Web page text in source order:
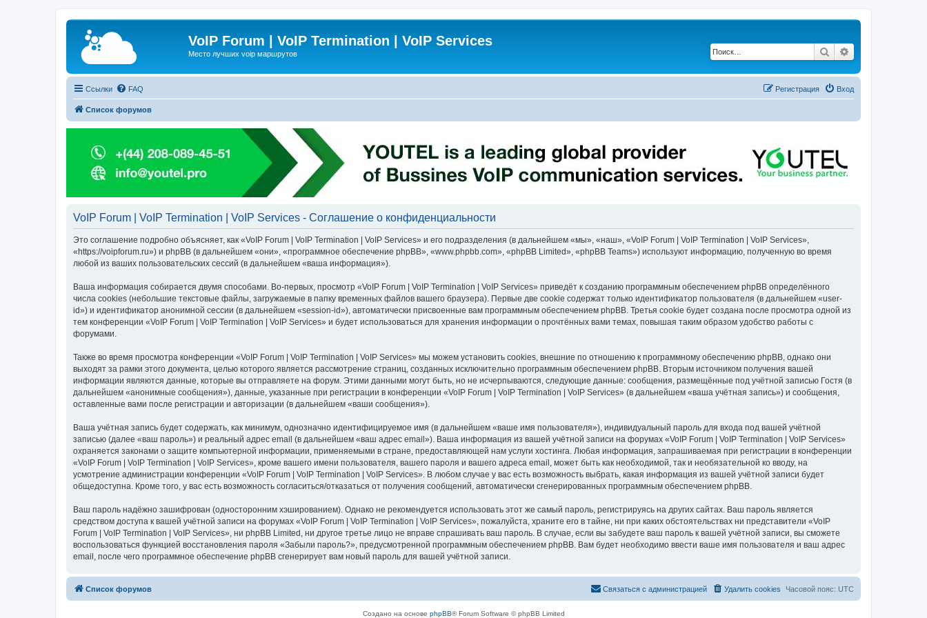
VoIP Forum | VoIP Termination | VoIP Services
Место лучших voip маршрутов Поиск
Ссылки FAQ Вход
Регистрация
Список форумов
VoIP Forum | VoIP Termination | VoIP Services - Соглашение о конфиденциальности
Это соглашение подробно объясняет, как «VoIP Forum | VoIP Termination | VoIP Services» и его подразделения (в дальнейшем «мы», «наш», «VoIP Forum | VoIP Termination | VoIP Services»,
«https://voipforum.ru») и phpBB (в дальнейшем «они», «программное обеспечение phpBB», «www.phpbb.com», «phpBB Limited», «phpBB Teams») используют информацию, полученную во время
любой из ваших пользовательских сессий (в дальнейшем «ваша информация»).
Ваша информация собирается двумя способами. Во-первых, просмотр «VoIP Forum | VoIP Termination | VoIP Services» приведёт к созданию программным обеспечением phpBB определённого
числа cookies (небольшие текстовые файлы, загружаемые в папку временных файлов вашего браузера). Первые две cookie содержат только идентификатор пользователя (в дальнейшем «user-
id») и идентификатор анонимной сессии (в дальнейшем «session-id»), автоматически присвоенные вам программным обеспечением phpBB. Третья cookie будет создана после просмотра одной из
тем конференции «VoIP Forum | VoIP Termination | VoIP Services» и будет использоваться для хранения информации о прочтённых вами темах, повышая таким образом удобство работы с
форумами.
Также во время просмотра конференции «VoIP Forum | VoIP Termination | VoIP Services» мы можем установить cookies, внешние по отношению к программному обеспечению phpBB, однако они
выходят за рамки этого документа, целью которого является рассмотрение страниц, созданных исключительно программным обеспечением phpBB. Вторым источником получения вашей
информации являются данные, которые вы отправляете на форум. Этими данными могут быть, но не исчерпываются, следующие данные: сообщения, размещённые под учётной записью Гостя (в
дальнейшем «анонимные сообщения»), данные, указанные при регистрации в конференции «VoIP Forum | VoIP Termination | VoIP Services» (в дальнейшем «ваша учётная запись») и сообщения,
оставленные вами после регистрации и авторизации (в дальнейшем «ваши сообщения»).
Ваша учётная запись будет содержать, как минимум, однозначно идентифицируемое имя (в дальнейшем «ваше имя пользователя»), индивидуальный пароль для входа под вашей учётной
записью (далее «ваш пароль») и реальный адрес email (в дальнейшем «ваш адрес email»). Ваша информация из вашей учётной записи на форумах «VoIP Forum | VoIP Termination | VoIP Services»
охраняется законами о защите компьютерной информации, применяемыми в стране, предоставляющей нам услуги хостинга. Любая информация, запрашиваемая при регистрации в конференции
«VoIP Forum | VoIP Termination | VoIP Services», кроме вашего имени пользователя, вашего пароля и вашего адреса email, может быть как необходимой, так и необязательной ко вводу, на
усмотрение администрации конференции «VoIP Forum | VoIP Termination | VoIP Services». В любом случае у вас есть возможность выбрать, какая информация из вашей учётной записи будет
общедоступна. Кроме того, у вас есть возможность согласиться/отказаться от получения сообщений, автоматически сгенерированных программным обеспечением phpBB.
Ваш пароль надёжно зашифрован (односторонним хэшированием). Однако не рекомендуется использовать этот же самый пароль, регистрируясь на других сайтах. Ваш пароль является
средством доступа к вашей учётной записи на форумах «VoIP Forum | VoIP Termination | VoIP Services», пожалуйста, храните его в тайне, ни при каких обстоятельствах ни представители «VoIP
Forum | VoIP Termination | VoIP Services», ни phpBB Limited, ни другое третье лицо не вправе спрашивать ваш пароль. В случае, если вы забудете ваш пароль к вашей учётной записи, вы сможете
воспользоваться функцией восстановления пароля «Забыли пароль?», предусмотренной программным обеспечением phpBB. Вам будет необходимо ввести ваше имя пользователя и ваш адрес
email, после чего программное обеспечение phpBB сгенерирует вам новый пароль для вашей учётной записи.
Список форумов Часовой пояс: UTC
Удалить cookies
Связаться с администрацией
Создано на основе phpBB® Forum Software © phpBB Limited